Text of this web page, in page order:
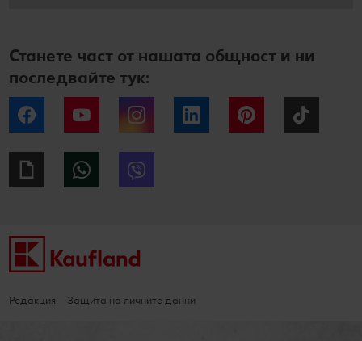
Станете част от нашата общност и ни
последвайте тук:
Facebook YouTube Instagram LinkedIn Pinterest
Giphy WhatsApp
Редакция Защита на личните данни